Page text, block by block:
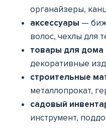
органайзеры,
аксессуары —
волос, чехлы для
товары для дома
декоративные
строительные
металлопрокат,
садовый
инструмент,